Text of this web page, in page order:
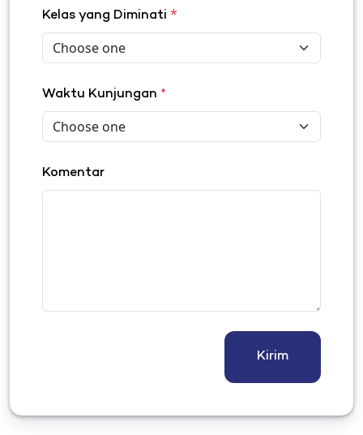
Kelas yang Diminati *
Waktu Kunjungan *
Komentar
Kirim